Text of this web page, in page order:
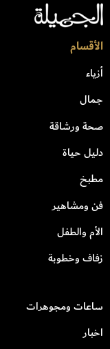
الأقسام
أزياء
جمال
صحة ورشاقة
دليل حياة
مطبخ
فن ومشاهير
الأم والطفل
زفاف وخطوبة
ساعات ومجوهرات
اخبار